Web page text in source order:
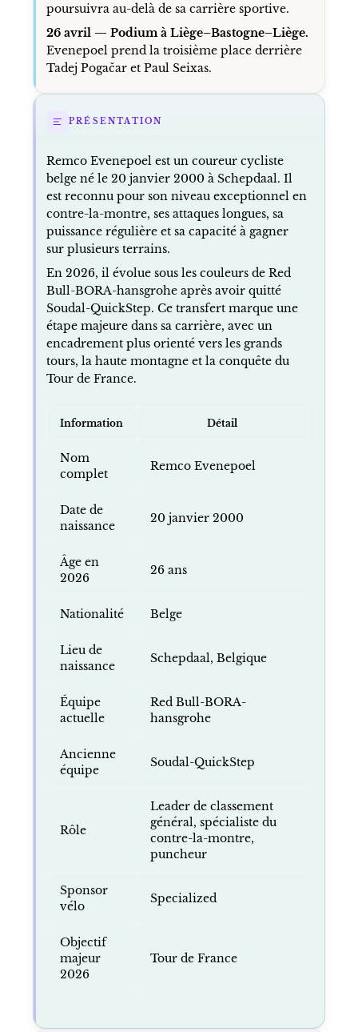
poursuivra au-delà de sa carrière sportive.
26 avril — Podium à Liège–Bastogne–Liège.
Evenepoel prend la troisième place derrière
Tadej Pogačar et Paul Seixas.
PRÉSENTATION
Remco Evenepoel est un coureur cycliste
belge né le 20 janvier 2000 à Schepdaal. Il
est reconnu pour son niveau exceptionnel en
contre-la-montre, ses attaques longues, sa
puissance régulière et sa capacité à gagner
sur plusieurs terrains.
En 2026, il évolue sous les couleurs de Red
Bull-BORA-hansgrohe après avoir quitté
Soudal-QuickStep. Ce transfert marque une
étape majeure dans sa carrière, avec un
encadrement plus orienté vers les grands
tours, la haute montagne et la conquête du
Tour de France.
Information Détail
Nom
complet
Remco Evenepoel
Date de
naissance
20 janvier 2000
Âge en
2026
26 ans
Nationalité Belge
Lieu de
naissance
Schepdaal, Belgique
Équipe
actuelle
Red Bull-BORA-
hansgrohe
Ancienne
équipe
Soudal-QuickStep
Rôle
Leader de classement
général, spécialiste du
contre-la-montre,
puncheur
Sponsor
vélo
Specialized
Objectif
majeur
2026
Tour de France